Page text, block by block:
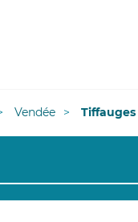
Vendée Tiffauges